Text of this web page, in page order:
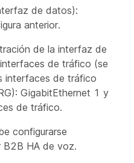
de datos):
anterior.
de la interfaz de
de tráfico (se
interfaces de tráfico
GigabitEthernet 1 y
de tráfico.
configurarse
B2B HA de voz.